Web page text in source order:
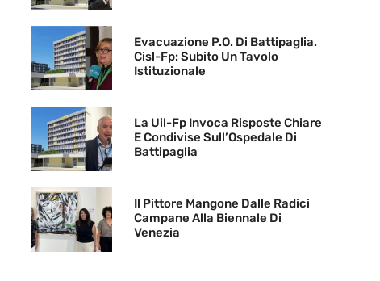
Evacuazione P.O. Di Battipaglia.
Cisl-Fp: Subito Un Tavolo
Istituzionale
La Uil-Fp Invoca Risposte Chiare
E Condivise Sull’Ospedale Di
Battipaglia
Il Pittore Mangone Dalle Radici
Campane Alla Biennale Di
Venezia